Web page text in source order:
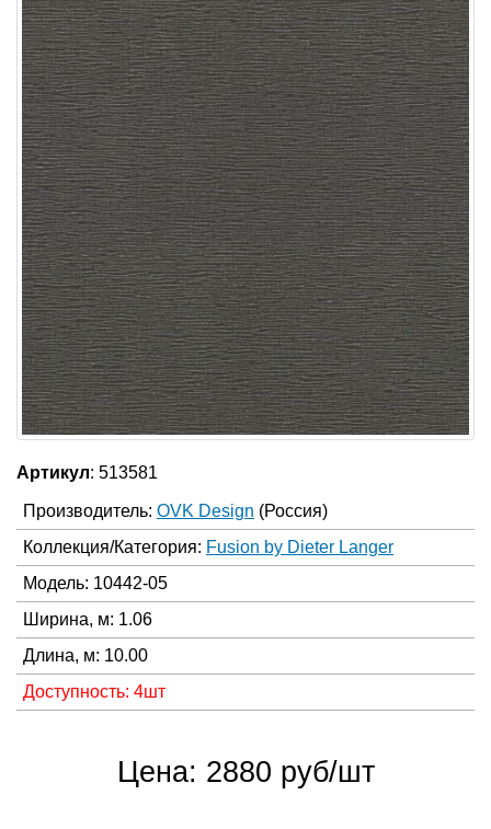
Артикул: 513581
Производитель: OVK Design (Россия)
Коллекция/Категория: Fusion by Dieter Langer
Модель: 10442-05
Ширина, м: 1.06
Длина, м: 10.00
Доступность: 4шт
Цена: 2880 руб/шт